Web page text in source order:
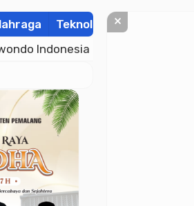
Teknologi
Indonesia Open
×